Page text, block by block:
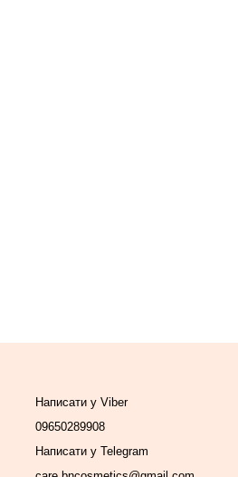
Написати у Viber
09650289908
Написати у Telegram